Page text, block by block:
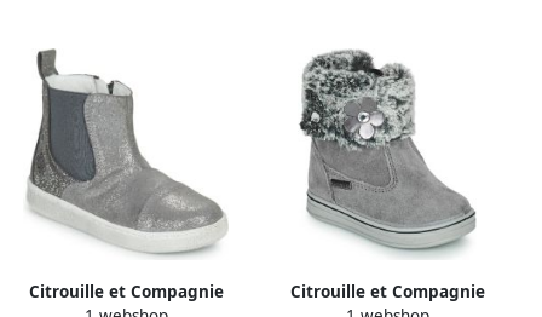
Citrouille et Compagnie
Citrouille et Compagnie